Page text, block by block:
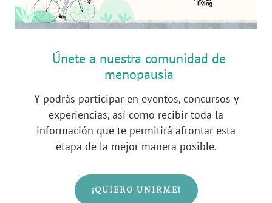
Únete a nuestra comunidad de
menopausia
Y podrás participar en eventos, concursos y
experiencias, así como recibir toda la
información que te permitirá afrontar esta
etapa de la mejor manera posible.
¡QUIERO UNIRME!